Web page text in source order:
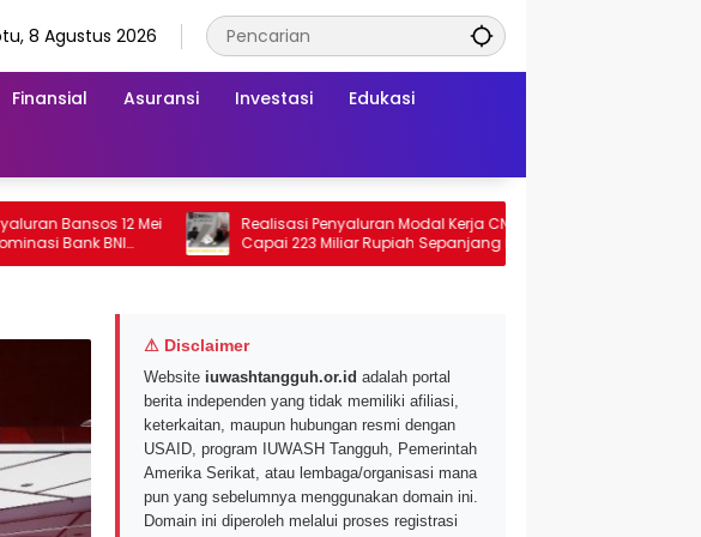
8 Agustus 2026
Finansial Asuransi Investasi Edukasi
12 Mei
BNI
Realisasi Penyaluran Modal Kerja CNAF
Capai 223 Miliar Rupiah Sepanjang Maret
2026 Ini
⚠ Disclaimer
Website iuwashtangguh.or.id adalah portal
berita independen yang tidak memiliki afiliasi,
keterkaitan, maupun hubungan resmi dengan
USAID, program IUWASH Tangguh, Pemerintah
Amerika Serikat, atau lembaga/organisasi mana
pun yang sebelumnya menggunakan domain ini.
Domain ini diperoleh melalui proses registrasi